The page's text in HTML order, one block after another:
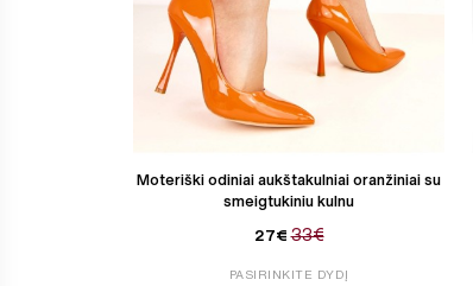
Moteriški odiniai aukštakulniai oranžiniai su
smeigtukiniu kulnu
27€ 33€
PASIRINKITE DYDĮ